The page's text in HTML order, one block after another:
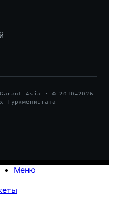
Garant Asia · © 2010—2026
Туркменистана
Меню